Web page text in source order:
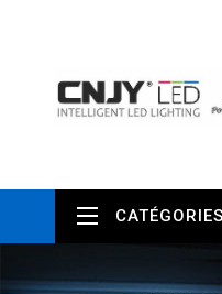
CATÉGORIES